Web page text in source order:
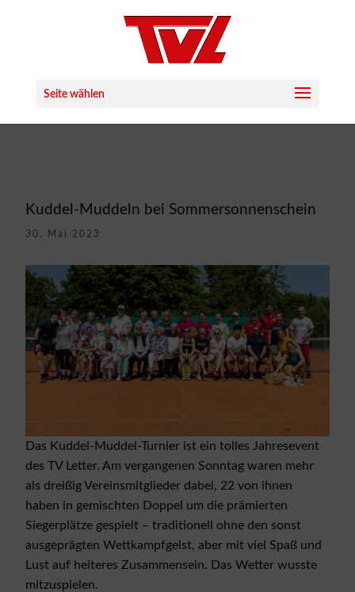
Seite wählen
Kuddel-Muddeln bei Sommersonnenschein
30. Mai 2023
Das Kuddel-Muddel-Turnier ist ein tolles Jahresevent
des TV Letter. Am vergangenen Sonntag waren mehr
als dreißig Vereinsmitglieder dabei, 22 von ihnen
haben in gemischten Doppel um die prämierten
Siegerplätze gespielt – traditionell ohne den sonst
ausgeprägten Wettkampfgeist, aber mit viel Spaß und
Lust auf heiteres Zusammensein. Das Wetter wusste
mitzuspielen.